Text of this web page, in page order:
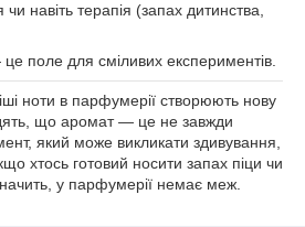
навіть терапія (запах дитинства,
поле для сміливих експериментів.
ноти в парфумерії створюють нову
що аромат — це не завжди
який може викликати здивування,
хтось готовий носити запах піци чи
у парфумерії немає меж.